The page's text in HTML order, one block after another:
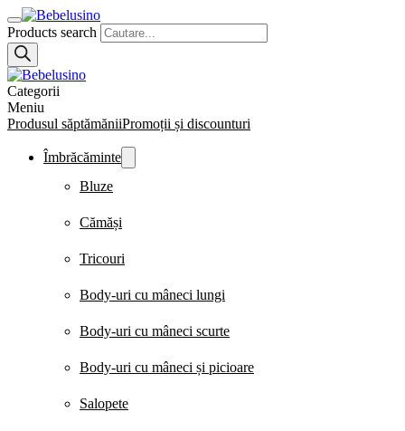
Products search
Categorii
Meniu
Produsul săptămăniiPromoții și discounturi
Îmbrăcăminte
Bluze
Cămăși
Tricouri
Body-uri cu mâneci lungi
Body-uri cu mâneci scurte
Body-uri cu mâneci și picioare
Salopete